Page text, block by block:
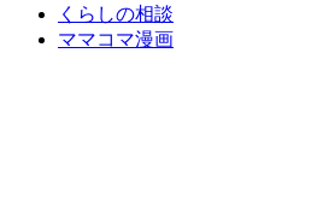
くらしの相談
ママコマ漫画